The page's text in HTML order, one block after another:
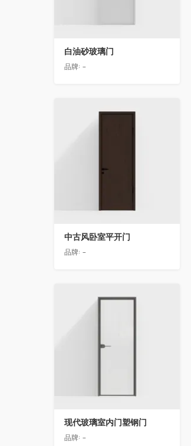
白油砂玻璃门
品牌: -
中古风卧室平开门
品牌: -
现代玻璃室内门塑钢门
品牌: -